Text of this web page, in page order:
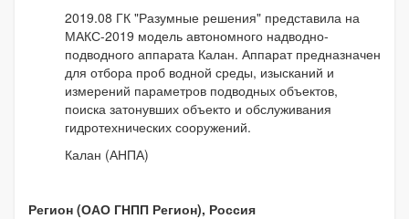
2019.08 ГК "Разумные решения" представила на
МАКС-2019 модель автономного надводно-
подводного аппарата Калан. Аппарат предназначен
для отбора проб водной среды, изысканий и
измерений параметров подводных объектов,
поиска затонувших объекто и обслуживания
гидротехнических сооружений.
Калан (АНПА)
Регион (ОАО ГНПП Регион), Россия